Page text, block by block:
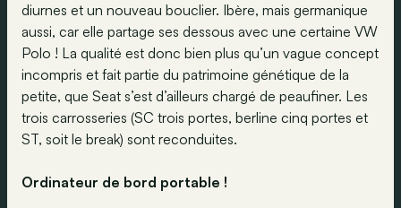
diurnes et un nouveau bouclier. Ibère, mais germanique
aussi, car elle partage ses dessous avec une certaine VW
Polo ! La qualité est donc bien plus qu’un vague concept
incompris et fait partie du patrimoine génétique de la
petite, que Seat s’est d’ailleurs chargé de peaufiner. Les
trois carrosseries (SC trois portes, berline cinq portes et
ST, soit le break) sont reconduites.
Ordinateur de bord portable !